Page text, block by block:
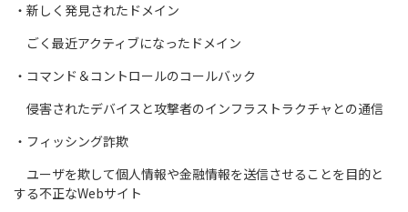
・新しく発見されたドメイン
ごく最近アクティブになったドメイン
・コマンド＆コントロールのコールバック
侵害されたデバイスと攻撃者のインフラストラクチャとの通信
・フィッシング詐欺
ユーザを欺して個人情報や金融情報を送信させることを目的と
する不正なWebサイト